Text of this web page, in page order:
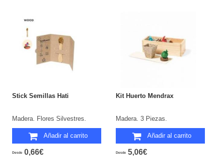
Stick Semillas Hati
Madera. Flores Silvestres.
Añadir al carrito
Desde 0,66€
Kit Huerto Mendrax
Madera. 3 Piezas.
Añadir al carrito
Desde 5,06€